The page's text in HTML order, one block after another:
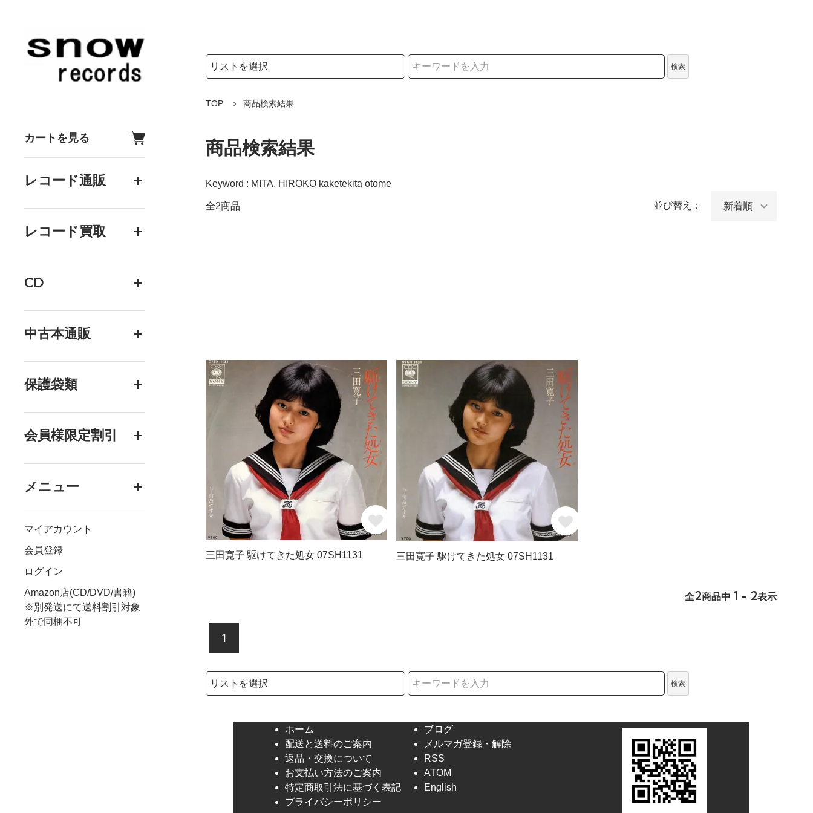
カートを見る
レコード通販
レコード買取
CD
中古本通販
保護袋類
会員様限定割引
メニュー
マイアカウント
会員登録
ログイン
Amazon店(CD/DVD/書籍)
※別発送にて送料割引対象
外で同梱不可
検索リストの選択
検索
TOP 商品検索結果
商品検索結果
Keyword : MITA, HIROKO kaketekita otome
全2商品 並び替え：
三田寛子 駆けてきた処女 07SH1131 三田寛子 駆けてきた処女 07SH1131
全2商品中 1 - 2表示
1
検索リストの選択
検索
ホーム
配送と送料のご案内
返品・交換について
お支払い方法のご案内
特定商取引法に基づく表記
プライバシーポリシー
ブログ
メルマガ登録・解除
RSS
ATOM
English